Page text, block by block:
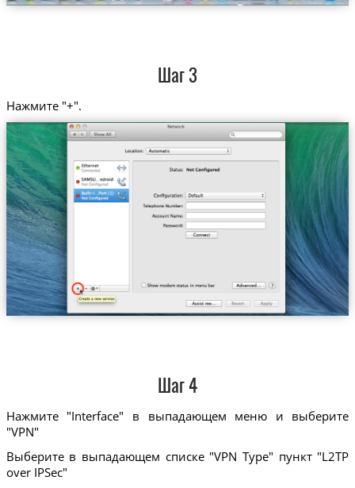
Шаг 3
Нажмите "+".
Шаг 4
Нажмите "Interface" в выпадающем меню и выберите
"VPN"
Выберите в выпадающем списке "VPN Type" пункт "L2TP
over IPSec"